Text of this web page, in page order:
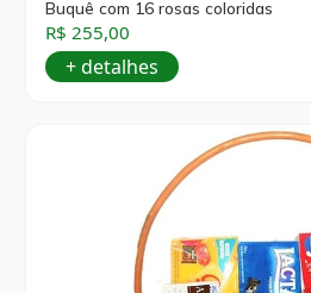
Buquê com 16 rosas coloridas
R$ 255,00
+ detalhes